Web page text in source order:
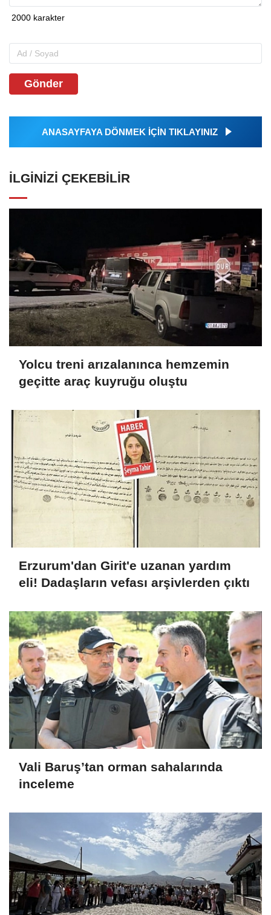
Gönder
ANASAYFAYA DÖNMEK İÇİN TIKLAYINIZ
İLGINIZI ÇEKEBILIR
Yolcu treni arızalanınca hemzemin
geçitte araç kuyruğu oluştu
Erzurum'dan Girit'e uzanan yardım
eli! Dadaşların vefası arşivlerden çıktı
Vali Baruş’tan orman sahalarında
inceleme